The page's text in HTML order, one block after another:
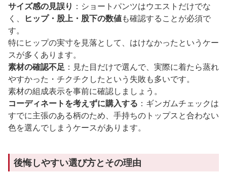
サイズ感の見誤り ：ショートパンツはウエストだけでな
く、
ヒップ・股上・股下の数値も確認することが必須で
す。
特にヒップの実寸を見落として、はけなかったというケー
スが多くあります。
素材の確認不足 ：見た目だけで選んで、実際に着たら蒸れ
やすかった・チクチクしたという失敗も多いです。
素材の組成表示を事前に確認しましょう。
コーディネートを考えずに購入する ：ギンガムチェックは
すでに主張のある柄のため、手持ちのトップスと合わない
色を選んでしまうケースがあります。
後悔しやすい選び方とその理由